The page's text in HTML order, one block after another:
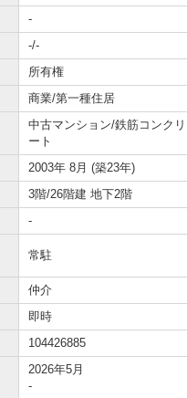
-
-/-
所有権
商業/第一種住居
中古マンション/鉄筋コンクリ
ート
2003年 8月 (築23年)
3階/26階建 地下2階
-
常駐
仲介
即時
104426885
2026年5月
-